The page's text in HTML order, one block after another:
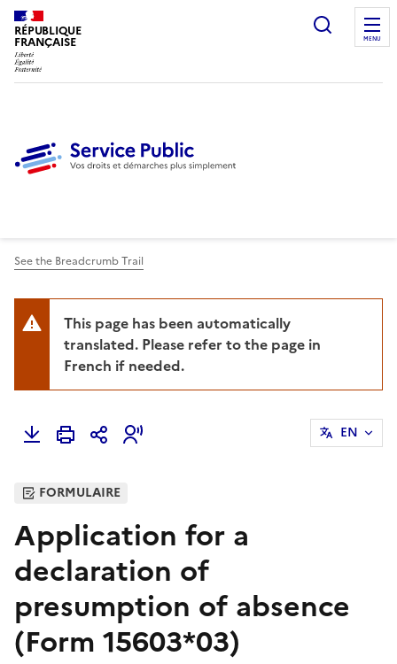
RÉPUBLIQUE
FRANÇAISE
Ouvrir
MENU
See the Breadcrumb Trail
This page has been automatically
translated. Please refer to the page in
French if needed.
EN
FORMULAIRE
Application for a
declaration of
presumption of absence
(Form 15603*03)